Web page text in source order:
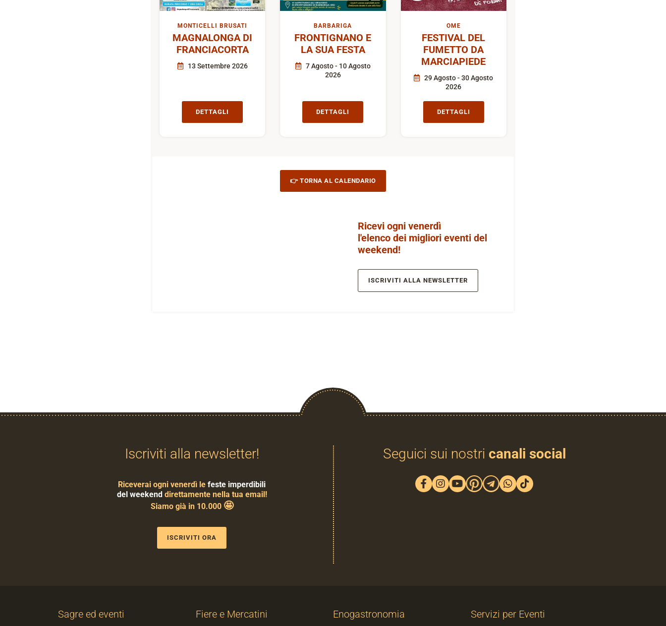
MONTICELLI BRUSATI
MAGNALONGA DI
FRANCIACORTA
13 Settembre 2026
DETTAGLI
BARBARIGA
FRONTIGNANO E
LA SUA FESTA
7 Agosto - 10 Agosto
2026
DETTAGLI
OME
FESTIVAL DEL
FUMETTO DA
MARCIAPIEDE
29 Agosto - 30 Agosto
2026
DETTAGLI
👉 TORNA AL CALENDARIO
Ricevi ogni venerdì
l'elenco dei migliori eventi del
weekend!
ISCRIVITI ALLA NEWSLETTER
Iscriviti alla newsletter!
Riceverai ogni venerdì le feste imperdibili
del weekend direttamente nella tua email!
Siamo già in 10.000 🤩
ISCRIVITI ORA
Seguici sui nostri canali social
Sagre ed eventi Fiere e Mercatini Enogastronomia Servizi per Eventi